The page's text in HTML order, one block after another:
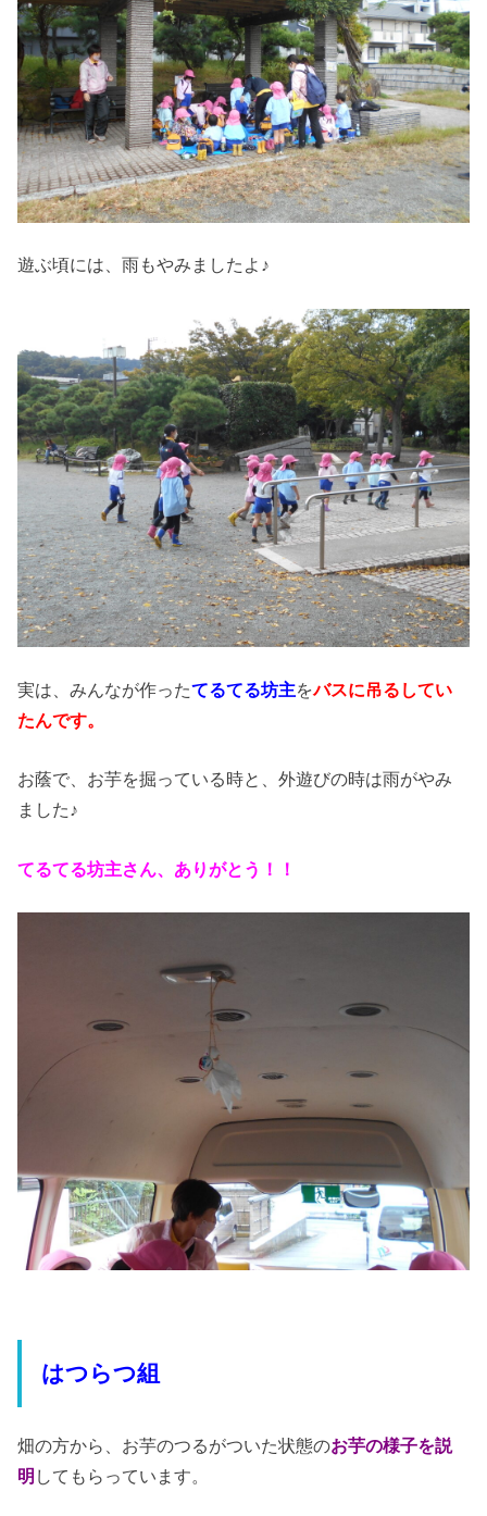
遊ぶ頃には、雨もやみましたよ♪
実は、みんなが作ったてるてる坊主をバスに吊るしてい
たんです。
お蔭で、お芋を掘っている時と、外遊びの時は雨がやみ
ました♪
てるてる坊主さん、ありがとう！！
はつらつ組
畑の方から、お芋のつるがついた状態のお芋の様子を説
明 してもらっています。